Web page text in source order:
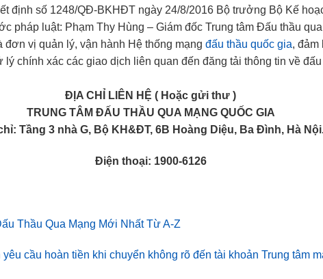
định số 1248/QĐ-BKHĐT ngày 24/8/2016 Bộ trưởng Bộ Kế
pháp luật: Phạm Thy Hùng – Giám đốc Trung tâm Đấu thầu
đơn vị quản lý, vận hành Hệ thống mạng đấu thầu quốc gia, đảm
lý chính xác các giao dịch liên quan đến đăng tải thông tin về
ĐỊA CHỈ LIÊN HỆ ( Hoặc gửi thư )
TRUNG TÂM ĐẤU THẦU QUA MẠNG QUỐC GIA
Tầng 3 nhà G, Bộ KH&ĐT, 6B Hoàng Diệu, Ba Đình, Hà
Điện thoại: 1900-6126
Thầu Qua Mạng Mới Nhất Từ A-Z
cầu hoàn tiền khi chuyển không rõ đến tài khoản Trung tâm